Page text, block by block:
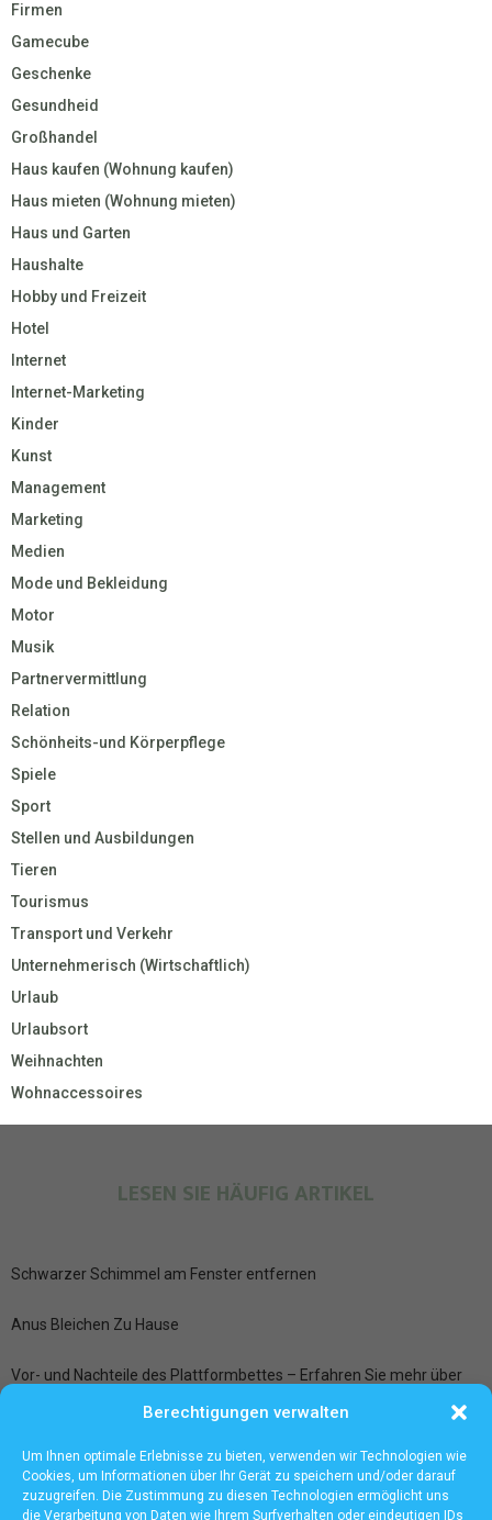
Berechtigungen verwalten
Um Ihnen optimale Erlebnisse zu bieten, verwenden wir Technologien wie
Cookies, um Informationen über Ihr Gerät zu speichern und/oder darauf
zuzugreifen. Die Zustimmung zu diesen Technologien ermöglicht uns
die Verarbeitung von Daten wie Ihrem Surfverhalten oder eindeutigen IDs
Firmen
Gamecube
Geschenke
Gesundheid
Großhandel
Haus kaufen (Wohnung kaufen)
Haus mieten (Wohnung mieten)
Haus und Garten
Haushalte
Hobby und Freizeit
Hotel
Internet
Internet-Marketing
Kinder
Kunst
Management
Marketing
Medien
Mode und Bekleidung
Motor
Musik
Partnervermittlung
Relation
Schönheits-und Körperpflege
Spiele
Sport
Stellen und Ausbildungen
Tieren
Tourismus
Transport und Verkehr
Unternehmerisch (Wirtschaftlich)
Urlaub
Urlaubsort
Weihnachten
Wohnaccessoires
LESEN SIE HÄUFIG ARTIKEL
Schwarzer Schimmel am Fenster entfernen
Anus Bleichen Zu Hause
Vor- und Nachteile des Plattformbettes – Erfahren Sie mehr über
zusätzlichen Stauraum und mehr
Ledersitze aufbereiten bei der Fahrzeugpflege Frankfurt